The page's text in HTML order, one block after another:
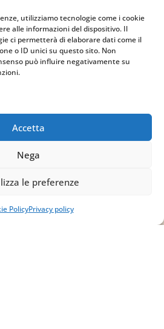
utilizziamo tecnologie come i cookie
alle informazioni del dispositivo. Il
ci permetterà di elaborare dati come il
o ID unici su questo sito. Non
può influire negativamente su
Accetta
Nega
le preferenze
PolicyPrivacy policy
NEWSLETTER
aggiornato su tutte le
sul pulsante qui sotto e
alla nostra newsletter.
ISCRIVITI ALLA